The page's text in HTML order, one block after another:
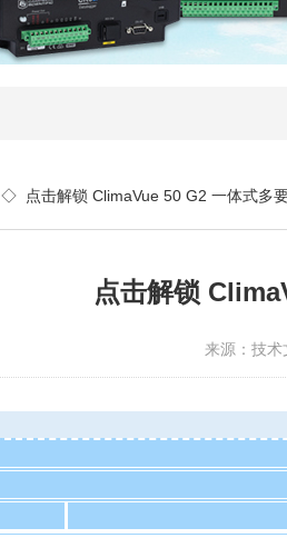
◇ 点击解锁 ClimaVue 50 G2 一体式多
点击解锁
来源：技